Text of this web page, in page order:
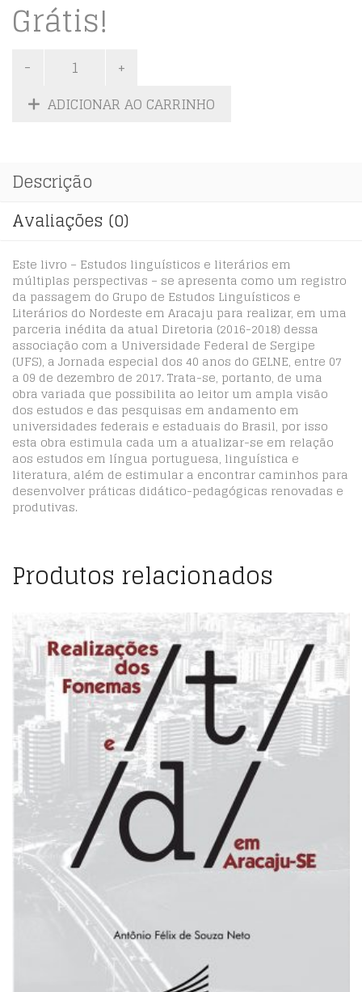
Grátis!
ADICIONAR AO CARRINHO
Descrição
Avaliações (0)
Este livro – Estudos linguísticos e literários em
múltiplas perspectivas – se apresenta como um registro
da passagem do Grupo de Estudos Linguísticos e
Literários do Nordeste em Aracaju para realizar, em uma
parceria inédita da atual Diretoria (2016-2018) dessa
associação com a Universidade Federal de Sergipe
(UFS), a Jornada especial dos 40 anos do GELNE, entre 07
a 09 de dezembro de 2017. Trata-se, portanto, de uma
obra variada que possibilita ao leitor um ampla visão
dos estudos e das pesquisas em andamento em
universidades federais e estaduais do Brasil, por isso
esta obra estimula cada um a atualizar-se em relação
aos estudos em língua portuguesa, linguística e
literatura, além de estimular a encontrar caminhos para
desenvolver práticas didático-pedagógicas renovadas e
produtivas.
Produtos relacionados